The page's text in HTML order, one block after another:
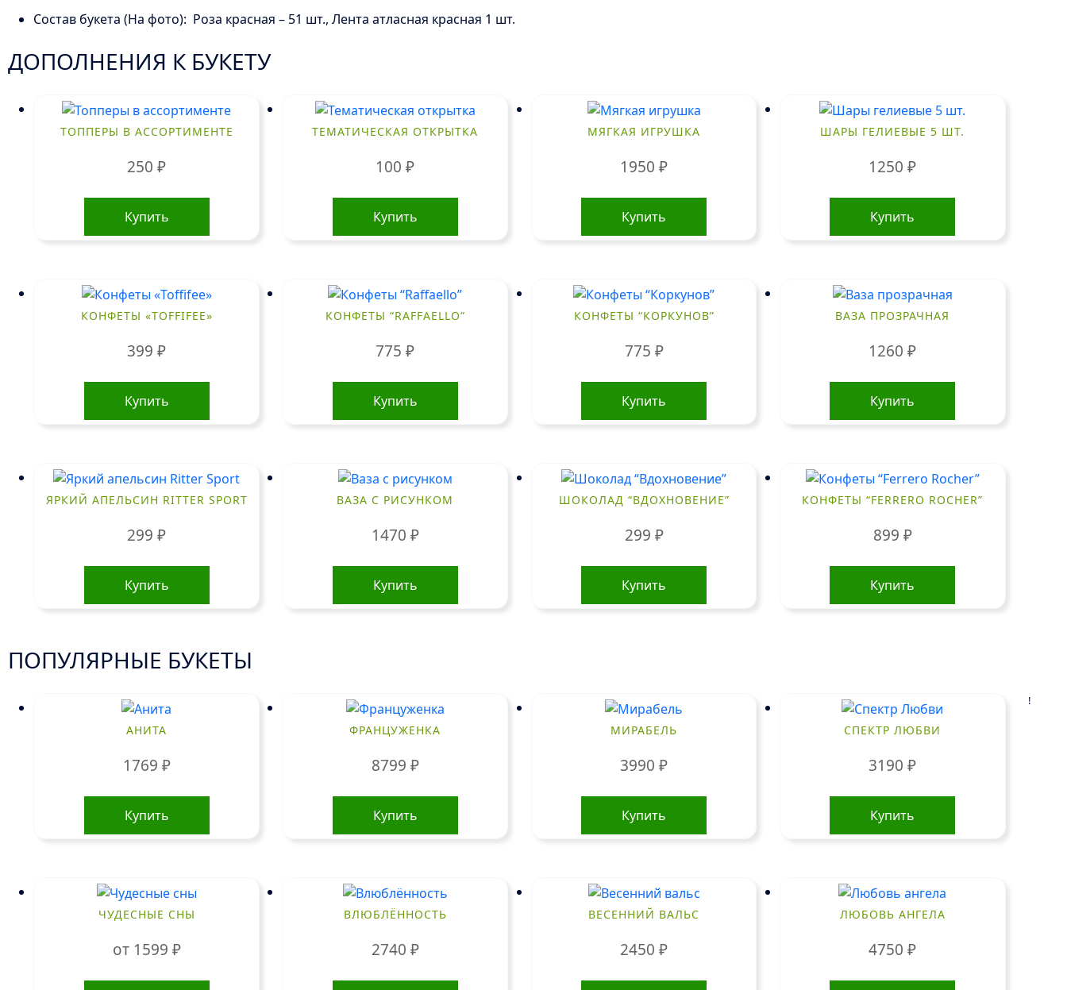
Состав букета (На фото): Роза красная – 51 шт., Лента атласная красная 1 шт.
ДОПОЛНЕНИЯ К БУКЕТУ
ТОППЕРЫ В АССОРТИМЕНТЕ
250₽
Купить
ТЕМАТИЧЕСКАЯ ОТКРЫТКА
100₽
Купить
МЯГКАЯ ИГРУШКА
1950 ₽
Купить
ШАРЫ ГЕЛИЕВЫЕ 5 ШТ.
1250₽
Купить
КОНФЕТЫ «TOFFIFEE»
399₽
Купить
КОНФЕТЫ “RAFFAELLO”
775₽
Купить
КОНФЕТЫ “КОРКУНОВ”
775 ₽
Купить
ВАЗА ПРОЗРАЧНАЯ
1260₽
Купить
ЯРКИЙ АПЕЛЬСИН RITTER SPORT
299₽
Купить
ВАЗА С РИСУНКОМ
1470 ₽
Купить
ШОКОЛАД “ВДОХНОВЕНИЕ”
299 ₽
Купить
КОНФЕТЫ “FERRERO ROCHER”
899 ₽
Купить
ПОПУЛЯРНЫЕ БУКЕТЫ
АНИТА
1769 ₽
Купить
ФРАНЦУЖЕНКА
8799 ₽
Купить
МИРАБЕЛЬ
3990 ₽
Купить
СПЕКТР ЛЮБВИ
3190₽
Купить
ЧУДЕСНЫЕ СНЫ
от 1599 ₽
Этот
ВЛЮБЛЁННОСТЬ
2740 ₽
ВЕСЕННИЙ ВАЛЬС
2450 ₽
ЛЮБОВЬ АНГЕЛА
4750₽
!